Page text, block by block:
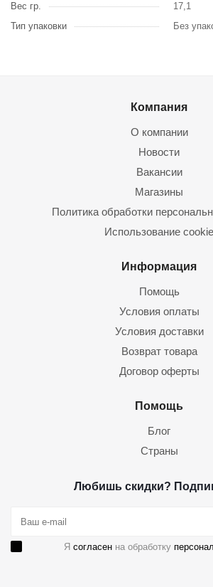
Вес гр.
17,1
Тип упаковки
Без
Компания
О компании
Новости
Вакансии
Магазины
Политика обработки
Использование cookie
Информация
Помощь
Условия оплаты
Условия доставки
Возврат товара
Договор оферты
Помощь
Блог
Страны
Любишь скидки?
Я согласен на обработку